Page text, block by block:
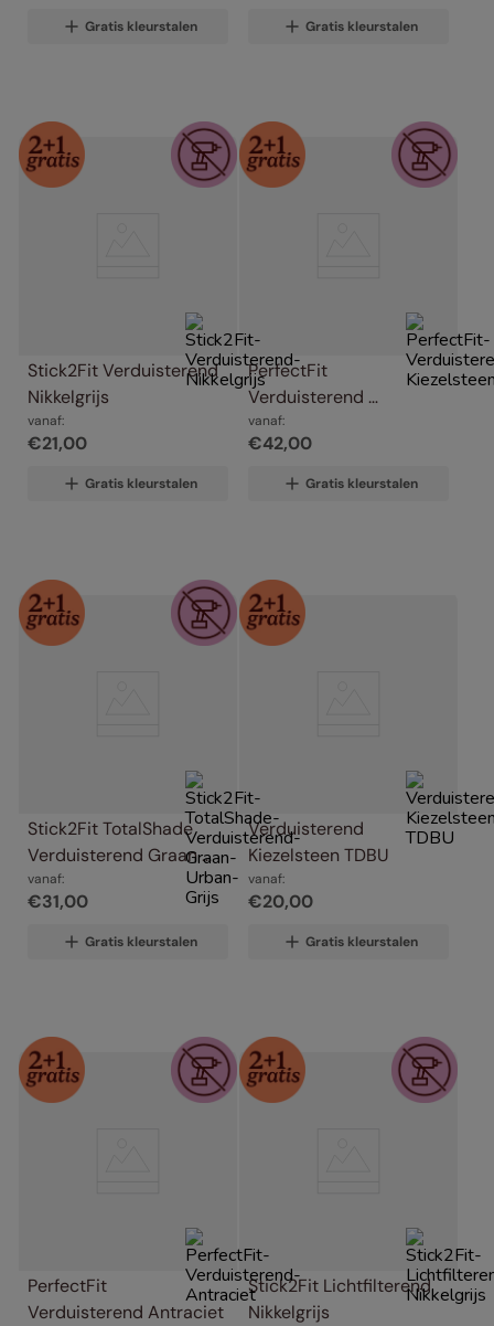
Gratis kleurstalen Gratis kleurstalen
Stick2Fit Verduisterend
Nikkelgrijs
vanaf:
€21,00
Gratis kleurstalen
PerfectFit
Verduisterend
Kiezelsteen
vanaf:
€42,00
Gratis kleurstalen
Stick2Fit TotalShade
Verduisterend Graan
Urban Grijs
vanaf:
€31,00
Gratis kleurstalen
Verduisterend
Kiezelsteen TDBU
vanaf:
€20,00
Gratis kleurstalen
PerfectFit
Verduisterend Antraciet
Stick2Fit Lichtfilterend
Nikkelgrijs